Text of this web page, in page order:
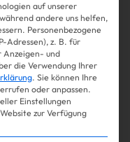
auf unserer
andere uns helfen,
Personenbezogene
Adressen), z. B. für
Anzeigen- und
die Verwendung Ihrer
. Sie können Ihre
oder anpassen.
Einstellungen
zur Verfügung